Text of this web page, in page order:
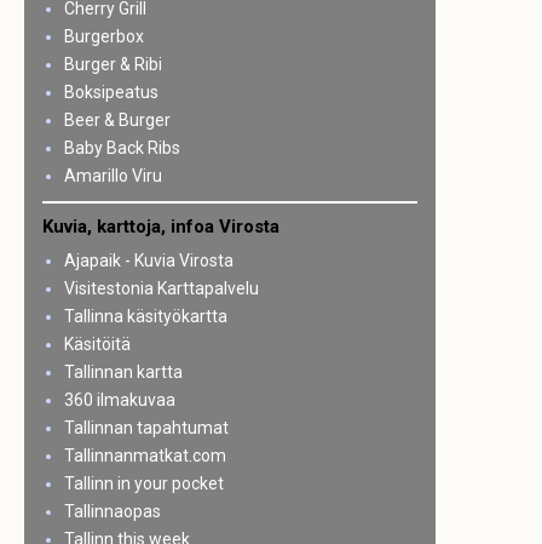
Cherry Grill
Burgerbox
Burger & Ribi
Boksipeatus
Beer & Burger
Baby Back Ribs
Amarillo Viru
Kuvia, karttoja, infoa Virosta
Ajapaik - Kuvia Virosta
Visitestonia Karttapalvelu
Tallinna käsityökartta
Käsitöitä
Tallinnan kartta
360 ilmakuvaa
Tallinnan tapahtumat
Tallinnanmatkat.com
Tallinn in your pocket
Tallinnaopas
Tallinn this week